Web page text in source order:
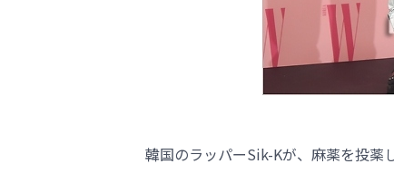
韓国のラッパーSik-Kが、麻薬を投薬